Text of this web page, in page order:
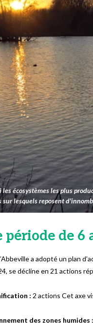
écosystèmes les plus
lesquels reposent
de 6
a adopté un plan
se décline en 21 actions
: 2 actions Cet axe
des zones humides :